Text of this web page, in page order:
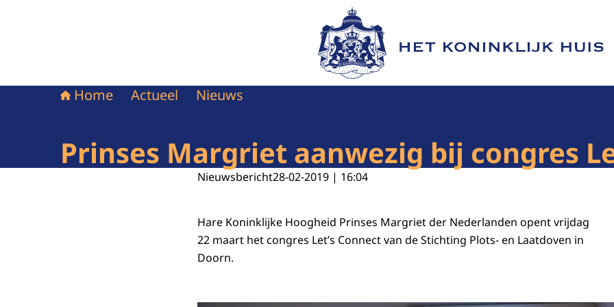
Naar de homepage van Het Koninklijk Huis
Home Actueel Nieuws
Prinses Margriet aanwezig bij congres
Nieuwsbericht28-02-2019 | 16:04
Hare Koninklijke Hoogheid Prinses Margriet der Nederlanden opent vrijdag
22 maart het congres Let’s Connect van de Stichting Plots- en Laatdoven in
Doorn.